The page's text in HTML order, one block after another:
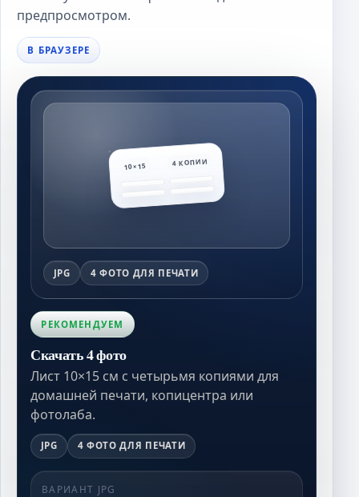
предпросмотром.
В БРАУЗЕРЕ
10×15 4 КОПИИ
JPG 4 ФОТО ДЛЯ ПЕЧАТИ
РЕКОМЕНДУЕМ
Скачать 4 фото
Лист 10×15 см с четырьмя копиями для
домашней печати, копицентра или
фотолаба.
JPG 4 ФОТО ДЛЯ ПЕЧАТИ
ВАРИАНТ JPG